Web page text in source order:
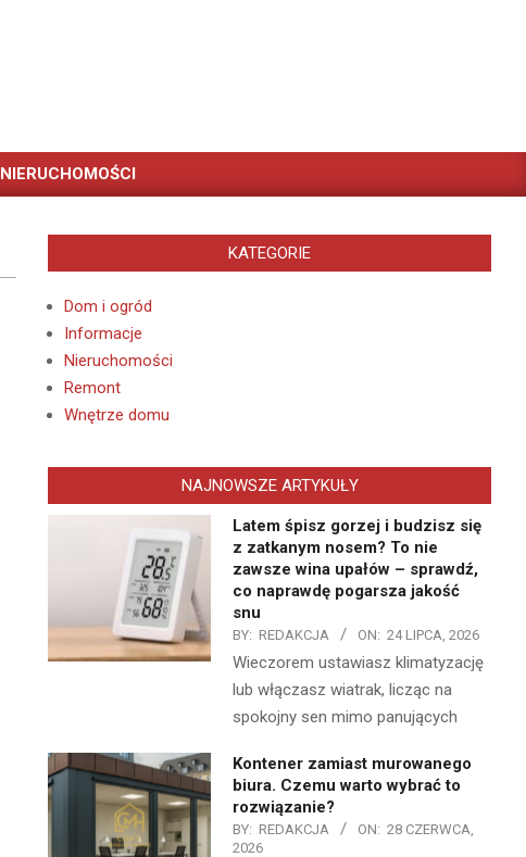
NIERUCHOMOŚCI
KATEGORIE
Dom i ogród
Informacje
Nieruchomości
Remont
Wnętrze domu
NAJNOWSZE ARTYKUŁY
Latem śpisz gorzej i budzisz się
z zatkanym nosem? To nie
zawsze wina upałów – sprawdź,
co naprawdę pogarsza jakość
snu
BY: REDAKCJA ON: 24 LIPCA, 2026
Wieczorem ustawiasz klimatyzację
lub włączasz wiatrak, licząc na
spokojny sen mimo panujących
Kontener zamiast murowanego
biura. Czemu warto wybrać to
rozwiązanie?
BY: REDAKCJA ON: 28 CZERWCA,
2026